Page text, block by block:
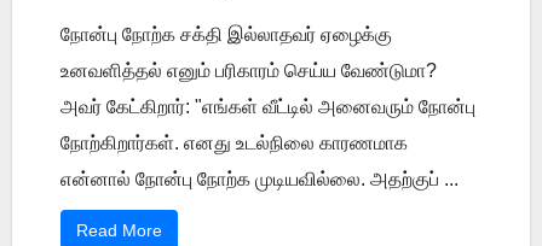
நோன்பு நோற்க சக்தி இல்லாதவர் ஏழைக்கு
உனவளித்தல் எனும் பரிகாரம் செய்ய வேண்டுமா?
அவர் கேட்கிறார்: "எங்கள் வீட்டில் அனைவரும் நோன்பு
நோற்கிறார்கள். எனது உடல்நிலை காரணமாக
என்னால் நோன்பு நோற்க முடியவில்லை. அதற்குப் ...
Read More